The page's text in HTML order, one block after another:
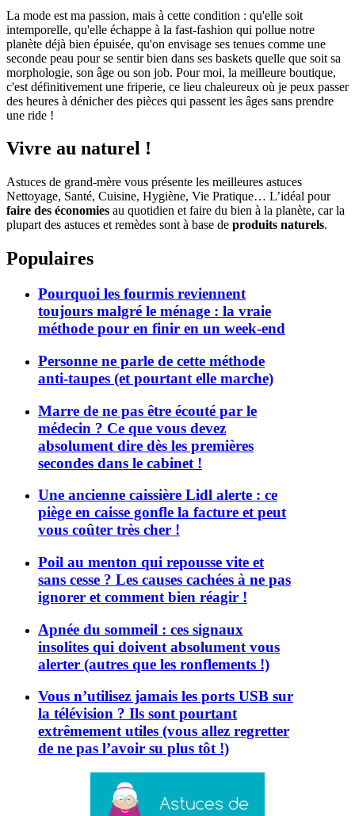
La mode est ma passion, mais à cette condition : qu'elle soit
intemporelle, qu'elle échappe à la fast-fashion qui pollue notre
planète déjà bien épuisée, qu'on envisage ses tenues comme une
seconde peau pour se sentir bien dans ses baskets quelle que soit sa
morphologie, son âge ou son job. Pour moi, la meilleure boutique,
c'est définitivement une friperie, ce lieu chaleureux où je peux passer
des heures à dénicher des pièces qui passent les âges sans prendre
une ride !
Vivre au naturel !
Astuces de grand-mère vous présente les meilleures astuces
Nettoyage, Santé, Cuisine, Hygiène, Vie Pratique… L’idéal pour
faire des économies au quotidien et faire du bien à la planète, car la
plupart des astuces et remèdes sont à base de produits naturels.
Populaires
Pourquoi les fourmis reviennent
toujours malgré le ménage : la vraie
méthode pour en finir en un week-end
Personne ne parle de cette méthode
anti-taupes (et pourtant elle marche)
Marre de ne pas être écouté par le
médecin ? Ce que vous devez
absolument dire dès les premières
secondes dans le cabinet !
Une ancienne caissière Lidl alerte : ce
piège en caisse gonfle la facture et peut
vous coûter très cher !
Poil au menton qui repousse vite et
sans cesse ? Les causes cachées à ne pas
ignorer et comment bien réagir !
Apnée du sommeil : ces signaux
insolites qui doivent absolument vous
alerter (autres que les ronflements !)
Vous n’utilisez jamais les ports USB sur
la télévision ? Ils sont pourtant
extrêmement utiles (vous allez regretter
de ne pas l’avoir su plus tôt !)